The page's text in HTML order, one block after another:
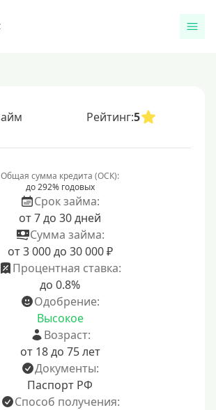
Рейтинг:5
Общая сумма кредита (ОСК):
до 292% годовых
Срок займа:
от 7 до 30 дней
Сумма займа:
от 3 000 до 30 000 ₽
Процентная ставка:
до 0.8%
Одобрение:
Высокое
Возраст:
от 18 до 75 лет
Документы:
Паспорт РФ
Способ получения: